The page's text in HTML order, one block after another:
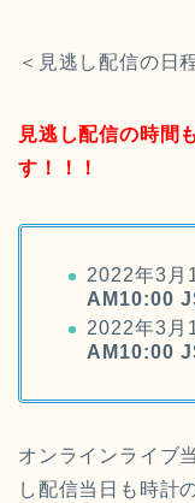
＜見逃し配信の日
見逃し配信の時間
す！！！
2022年3月
AM10:00
2022年3
AM10:00
オンラインライブ
し配信当日も時計